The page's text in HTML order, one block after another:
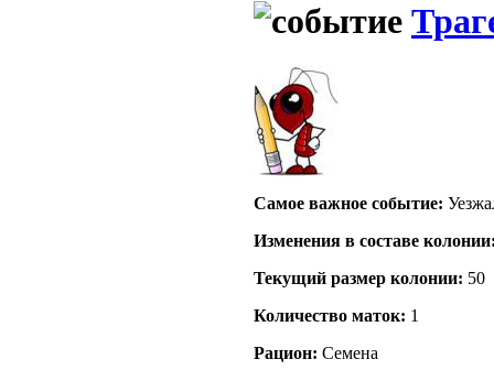
Самое важное событие:
Изменения в составе
Текущий размер кoлонии: 50
Количество маток: 1
Рацион: Семена